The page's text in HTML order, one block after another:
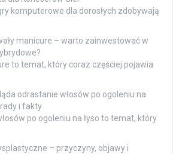
komputerowe dla dorosłych zdobywają
manicure – warto zainwestować w
to temat, który coraz częściej pojawia
odrastanie włosów po ogoleniu na
i fakty
po ogoleniu na łyso to temat, który
– przyczyny, objawy i